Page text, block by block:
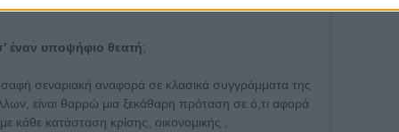
έναν υποψήφιο θεατή;
σαφή σεναριακή αναφορά σε κλασικά συγγράμματα της
είναι θαρρώ μια ξεκάθαρη πρόταση σε ό,τι αφορά
κάθε κατάσταση κρίσης, οικονομικής ,